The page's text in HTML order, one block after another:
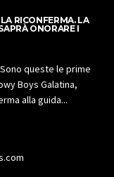
RICONFERMA. LA
ONORARE I
queste le prime
Boys Galatina,
alla guida...